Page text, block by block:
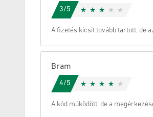
Megszünteti
3/5
A fizetés kicsit tovább tartott, de
Bram
4/5
A kód működött, de a